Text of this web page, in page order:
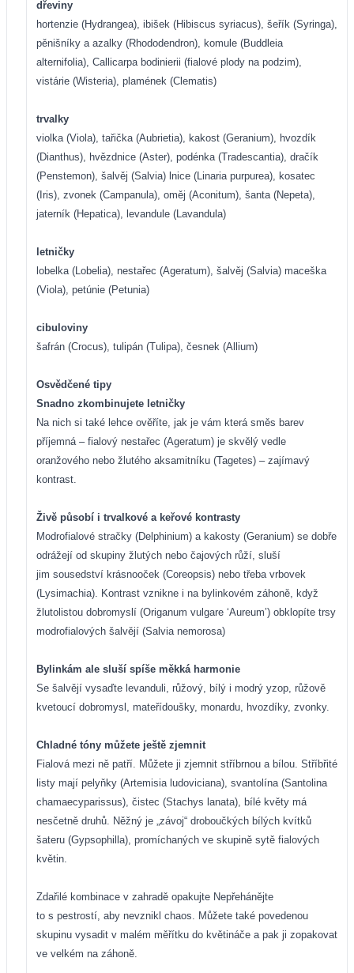
dřeviny
hortenzie (Hydrangea), ibišek (Hibiscus syriacus), šeřík (Syringa),
pěnišníky a azalky (Rhododendron), komule (Buddleia
alternifolia), Callicarpa bodinierii (fialové plody na podzim),
vistárie (Wisteria), plamének (Clematis)
trvalky
violka (Viola), tařička (Aubrietia), kakost (Geranium), hvozdík
(Dianthus), hvězdnice (Aster), podénka (Tradescantia), dračík
(Penstemon), šalvěj (Salvia) lnice (Linaria purpurea), kosatec
(Iris), zvonek (Campanula), oměj (Aconitum), šanta (Nepeta),
jaterník (Hepatica), levandule (Lavandula)
letničky
lobelka (Lobelia), nestařec (Ageratum), šalvěj (Salvia) maceška
(Viola), petúnie (Petunia)
cibuloviny
šafrán (Crocus), tulipán (Tulipa), česnek (Allium)
Osvědčené tipy
Snadno zkombinujete letničky
Na nich si také lehce ověříte, jak je vám která směs barev
příjemná – fialový nestařec (Ageratum) je skvělý vedle
oranžového nebo žlutého aksamitníku (Tagetes) – zajímavý
kontrast.
Živě působí i trvalkové a keřové kontrasty
Modrofialové stračky (Delphinium) a kakosty (Geranium) se dobře
odrážejí od skupiny žlutých nebo čajových růží, sluší
jim sousedství krásnooček (Coreopsis) nebo třeba vrbovek
(Lysimachia). Kontrast vznikne i na bylinkovém záhoně, když
žlutolistou dobromyslí (Origanum vulgare ‘Aureum’) obklopíte trsy
modrofialových šalvějí (Salvia nemorosa)
Bylinkám ale sluší spíše měkká harmonie
Se šalvějí vysaďte levanduli, růžový, bílý i modrý yzop, růžově
kvetoucí dobromysl, mateřídoušky, monardu, hvozdíky, zvonky.
Chladné tóny můžete ještě zjemnit
Fialová mezi ně patří. Můžete ji zjemnit stříbrnou a bílou. Stříbřité
listy mají pelyňky (Artemisia ludoviciana), svantolína (Santolina
chamaecyparissus), čistec (Stachys lanata), bílé květy má
nesčetně druhů. Něžný je „závoj“ droboučkých bílých kvítků
šateru (Gypsophilla), promíchaných ve skupině sytě fialových
květin.
Zdařilé kombinace v zahradě opakujte Nepřehánějte
to s pestrostí, aby nevznikl chaos. Můžete také povedenou
skupinu vysadit v malém měřítku do květináče a pak ji zopakovat
ve velkém na záhoně.